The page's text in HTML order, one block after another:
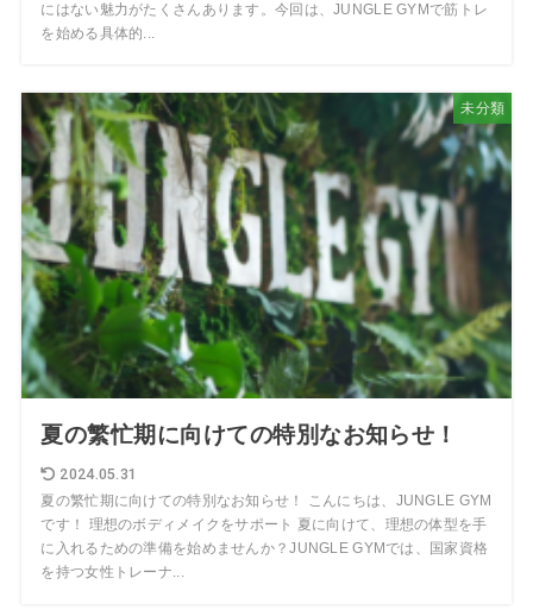
にはない魅力がたくさんあります。今回は、JUNGLE GYMで筋トレ
を始める具体的...
未分類
夏の繁忙期に向けての特別なお知らせ！
2024.05.31
夏の繁忙期に向けての特別なお知らせ！ こんにちは、JUNGLE GYM
です！ 理想のボディメイクをサポート 夏に向けて、理想の体型を手
に入れるための準備を始めませんか？JUNGLE GYMでは、国家資格
を持つ女性トレーナ...